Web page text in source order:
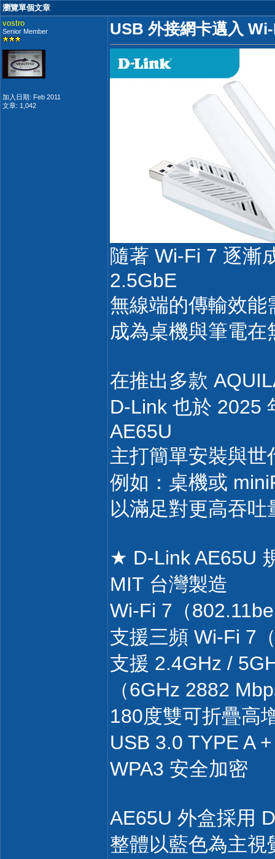
瀏覽單個文章
vostro
Senior Member
加入日期: Feb 2011
文章: 1,042
USB 外接網卡邁入
隨著 Wi-Fi 7 逐漸
2.5GbE
無線端的傳輸效
成為桌機與筆電
在推出多款
D-Link 也於 2025
AE65U
主打簡單安裝與
例如：桌機或
以滿足對更高吞
★ D-Link AE65U
MIT 台灣製造
Wi-Fi 7（
支援三頻 Wi-Fi 7
支援 2.4GHz /
（6GHz 2882
180度雙可折疊高
USB 3.0 TYPE A
WPA3 安全加密
AE65U 外盒採用
整體以藍色為主